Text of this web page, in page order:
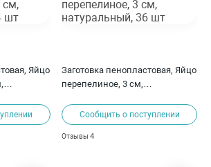
Яйцо
Заготовка пенопластовая, Яйцо
перепелиное, 3 см,
Сообщить о поступлении
Отзывы4